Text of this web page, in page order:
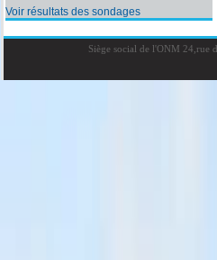
Voir résultats des sondages
Siège social de l'ONM 24,rue